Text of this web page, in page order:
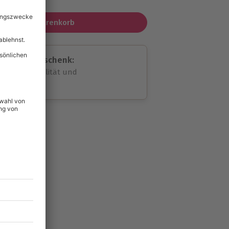
In den Warenkorb
Geschenk:
volle Flexibilität und